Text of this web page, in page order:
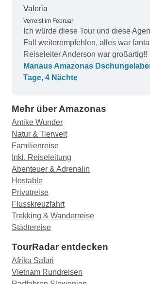
war), ansonsten würde ich dieselbe
einmal mit denselben Führern
noch eine tolle Zeit haben.
Valeria
Verreist im Februar
Ich würde diese Tour und diese
Fall weiterempfehlen, alles war
Reiseleiter Anderson war großartig!!
Manaus Amazonas
Tage, 4 Nächte
Mehr über Amazonas
Antike Wunder
Natur & Tierwelt
Familienreise
Inkl. Reiseleitung
Abenteuer & Adrenalin
Hostable
Privatreise
Flusskreuzfahrt
Trekking & Wanderreise
Städtereise
TourRadar entdecken
Afrika Safari
Vietnam Rundreisen